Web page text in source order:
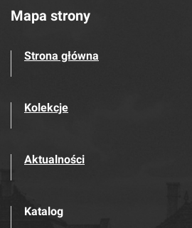
Mapa strony
Strona główna
Kolekcje
Aktualności
Katalog